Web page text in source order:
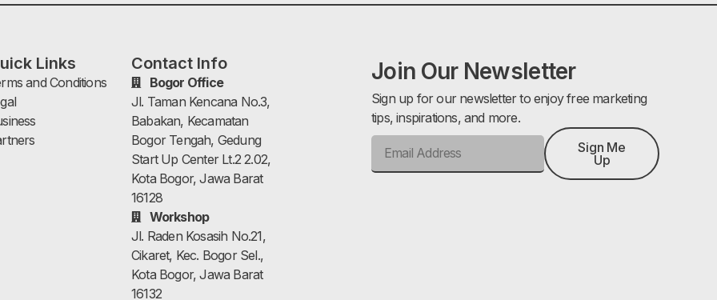
Links
and Conditions
Contact Info
Bogor Office
Jl. Taman Kencana No.3,
Babakan, Kecamatan
Bogor Tengah, Gedung
Start Up Center Lt.2 2.02,
Kota Bogor, Jawa Barat
16128
Workshop
Jl. Raden Kosasih No.21,
Cikaret, Kec. Bogor Sel.,
Kota Bogor, Jawa Barat
16132
Join Our Newsletter
Sign up for our newsletter to enjoy free marketing
tips, inspirations, and more.
Sign Me
Up